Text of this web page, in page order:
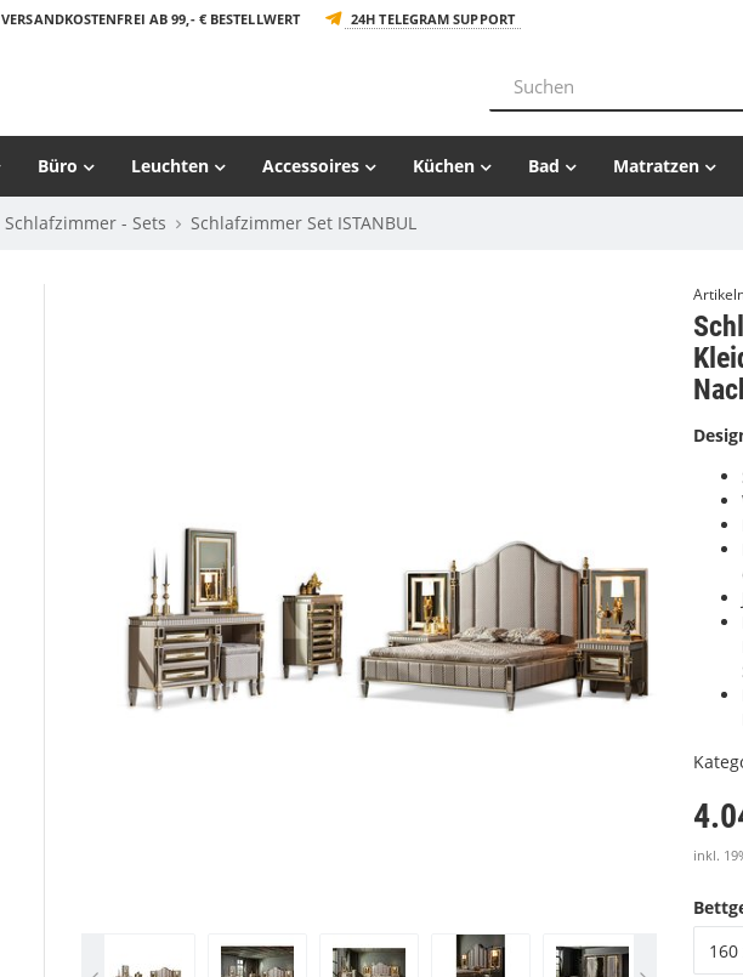
VERSANDKOSTENFREI AB 99,- € BESTELLWERT 24H TELEGRAM SUPPORT
Büro Leuchten Accessoires Küchen Bad Matratzen
Schlafzimmer - Sets Schlafzimmer Set ISTANBUL
inkl.
160